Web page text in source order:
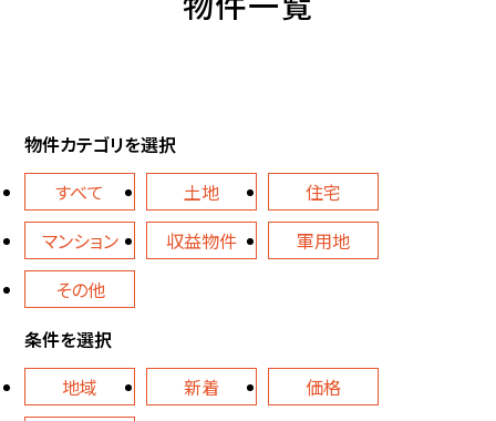
物件カテゴリを選択
すべて
土地
住宅
マンション
収益物件
軍用地
その他
条件を選択
地域
新着
価格